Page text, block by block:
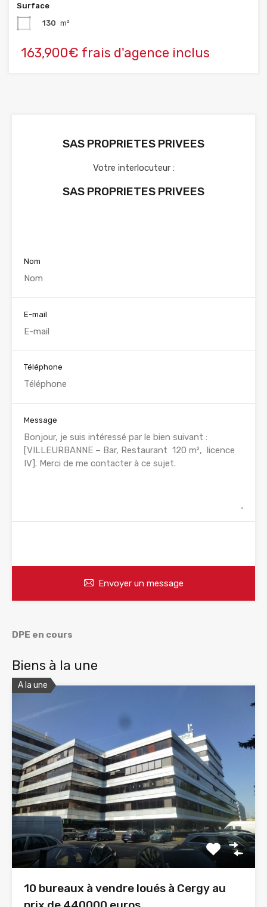
Surface
130 m²
163,900€ frais d'agence inclus
SAS PROPRIETES PRIVEES
Votre interlocuteur :
SAS PROPRIETES PRIVEES
Nom
E-mail
Téléphone
Message
Envoyer un message
DPE en cours
Biens à la une
A la une
10 bureaux à vendre loués à Cergy au